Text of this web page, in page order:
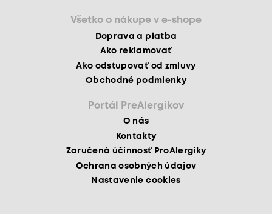
Všetko o nákupe v e-shope
Doprava a platba
Ako reklamovať
Ako odstupovať od zmluvy
Obchodné podmienky
Portál PreAlergikov
O nás
Kontakty
Zaručená účinnosť ProAlergiky
Ochrana osobných údajov
Nastavenie cookies